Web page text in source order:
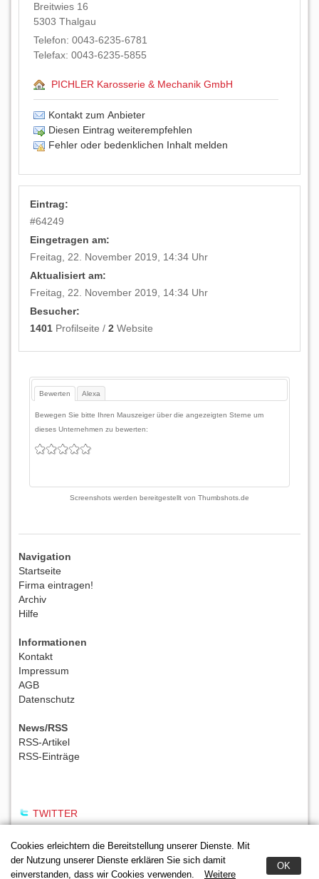
Cookies erleichtern die Bereitstellung unserer Dienste. Mit
der Nutzung unserer Dienste erklären Sie sich damit
einverstanden, dass wir Cookies verwenden.
Weitere
OK
Breitwies 16
5303 Thalgau
Telefon: 0043-6235-6781
Telefax: 0043-6235-5855
PICHLER Karosserie & Mechanik GmbH
Kontakt zum Anbieter
Diesen Eintrag weiterempfehlen
Fehler oder bedenklichen Inhalt melden
Eintrag:
#64249
Eingetragen am:
Freitag, 22. November 2019, 14:34 Uhr
Aktualisiert am:
Freitag, 22. November 2019, 14:34 Uhr
Besucher:
1401 Profilseite /2 Website
Bewerten Alexa
Bewegen Sie bitte Ihren Mauszeiger über die angezeigten Sterne um
dieses Unternehmen zu bewerten:
Screenshots werden bereitgestellt von Thumbshots.de
Navigation
Startseite
Firma eintragen!
Archiv
Hilfe
Informationen
Kontakt
Impressum
AGB
Datenschutz
News/RSS
RSS-Artikel
RSS-Einträge
TWITTER